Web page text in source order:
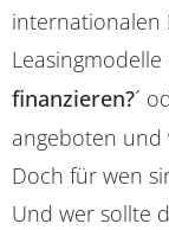
internationalen
finanzieren?´
angeboten und
Doch für wen
Und wer sollte